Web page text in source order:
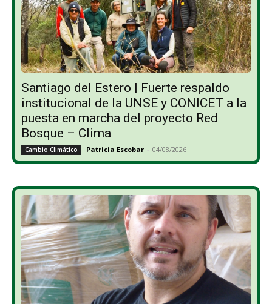
Santiago del Estero | Fuerte respaldo
institucional de la UNSE y CONICET a la
puesta en marcha del proyecto Red
Bosque – Clima
Cambio Climático Patricia Escobar - 04/08/2026